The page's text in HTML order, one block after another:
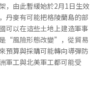
，由此暫緩始於2月1日生效
丹麥有可能把格陵蘭島的部
可以在這些土地上建造軍事
“風險形態改變”，從貿易
預算與採購可能轉向導彈防
軍工與北美軍工都可能受